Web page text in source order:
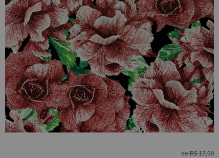
de R$ 17,90